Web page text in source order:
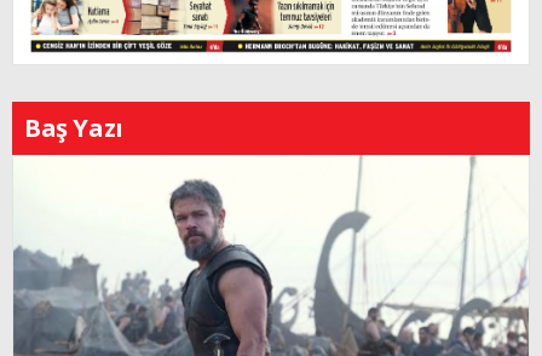
Baş Yazı